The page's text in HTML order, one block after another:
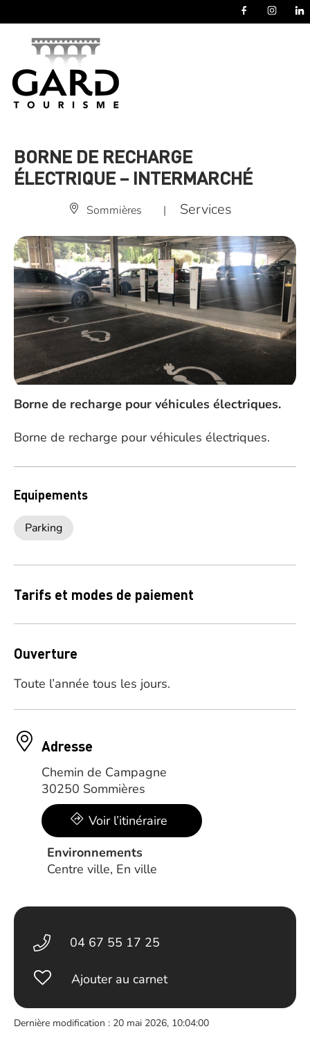
BORNE DE RECHARGE
ÉLECTRIQUE – INTERMARCHÉ
Sommières | Services
Borne de recharge pour véhicules électriques.
Borne de recharge pour véhicules électriques.
Equipements
Parking
Tarifs et modes de paiement
Ouverture
Toute l’année tous les jours.
Adresse
Chemin de Campagne
30250 Sommières
Voir l’itinéraire
Environnements
Centre ville, En ville
04 67 55 17 25
Ajouter au carnet
Dernière modification : 20 mai 2026, 10:04:00